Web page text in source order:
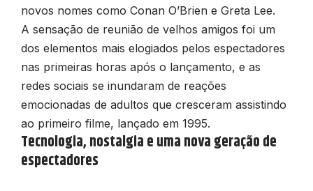
novos nomes como Conan O’Brien e Greta Lee.
A sensação de reunião de velhos amigos foi um
dos elementos mais elogiados pelos espectadores
nas primeiras horas após o lançamento, e as
redes sociais se inundaram de reações
emocionadas de adultos que cresceram assistindo
ao primeiro filme, lançado em 1995.
Tecnologia, nostalgia e uma nova geração de
espectadores